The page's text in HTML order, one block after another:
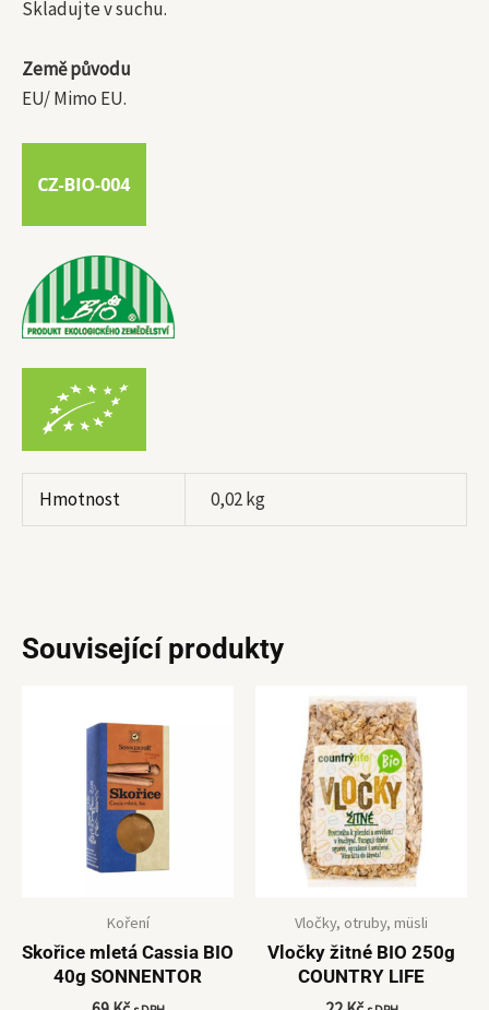
Skladujte v suchu.
Země původu
EU/ Mimo EU.
Hmotnost 0,02 kg
Související produkty
Koření
Skořice mletá Cassia BIO
40g SONNENTOR
Vločky, otruby, müsli
Vločky žitné BIO 250g
COUNTRY LIFE